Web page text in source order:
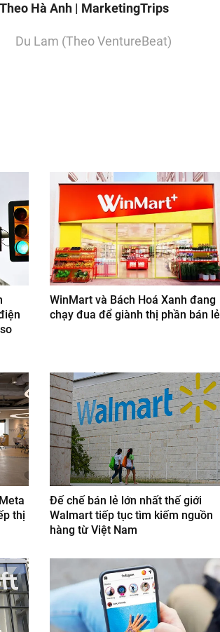
Theo Hà Anh | MarketingTrips
Du Lam (Theo VentureBeat)
WinMart và Bách Hoá Xanh đang
chạy đua để giành thị phần bán lẻ
thị
Đế chế bán lẻ lớn nhất thế giới
Walmart tiếp tục tìm kiếm nguồn
hàng từ Việt Nam